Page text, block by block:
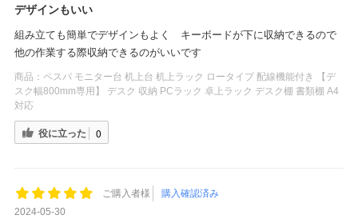
デザインもいい
組み立ても簡単でデザインもよく キーボードが下に収納できるので
他の作業する際収納できるのがいいです
商品： ペスパ モニター台 机上台 机上ラック ロータイプ 配線機能付き 【デ
スク幅800mm専用】 デスク 収納 PCラック 卓上ラック デスク棚 書類棚 A4
対応
役に立った 0
ご購入者様
購入確認済み
2024-05-30